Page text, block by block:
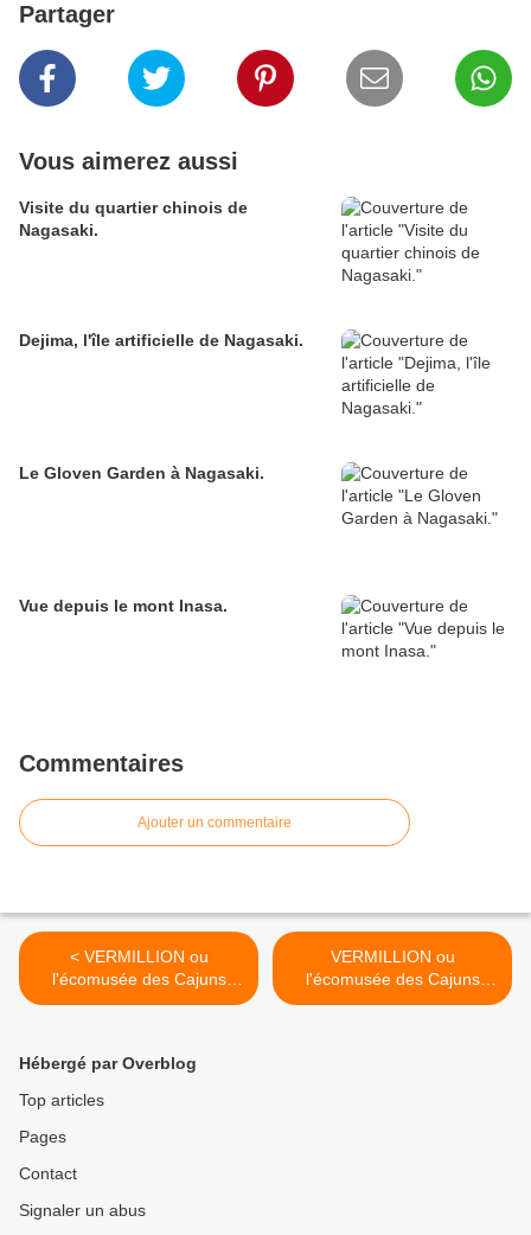
Partager
Vous aimerez aussi
Visite du quartier chinois de
Nagasaki.
Dejima, l'île artificielle de Nagasaki.
Le Gloven Garden à Nagasaki.
Vue depuis le mont Inasa.
Commentaires
Ajouter un commentaire
< VERMILLION ou
l'écomusée des Cajuns
(partie 1).
VERMILLION ou
l'écomusée des Cajuns
(partie 3) >
Hébergé par Overblog
Top articles
Pages
Contact
Signaler un abus